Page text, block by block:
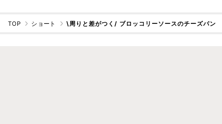
TOP ショート \周りと差がつく/ ブロッコリーソースのチーズパン